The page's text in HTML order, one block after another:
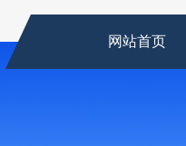
网站首页